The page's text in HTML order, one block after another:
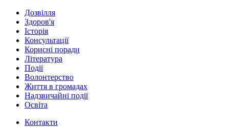
Дозвілля
Здоров'я
Історія
Консультації
Корисні поради
Література
Події
Волонтерство
Життя в громадах
Надзвичайні події
Освіта
Контакти